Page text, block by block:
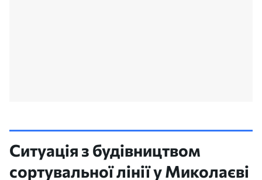
Ситуація з будівництвом
сортувальної лінії у Миколаєві